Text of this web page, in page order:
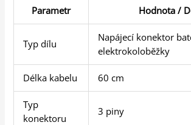
Parametr Hodnota /
Typ dílu
Napájecí konektor
elektrokoloběžky
Délka kabelu 60 cm
Typ
konektoru
3 piny